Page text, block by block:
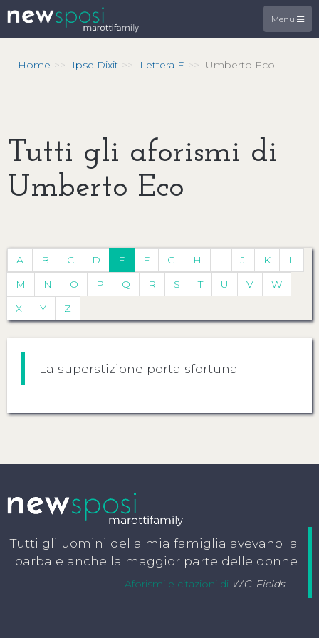
Menu
Home Ipse Dixit Lettera E Umberto Eco
Tutti gli aforismi di
Umberto Eco
A B C D E F G H I J K
L
M
N O P Q R S T U V
W
X
Y Z
La superstizione porta sfortuna
Tutti gli uomini della mia famiglia avevano la
barba e anche la maggior parte delle donne
Aforismi e citazioni di W.C. Fields